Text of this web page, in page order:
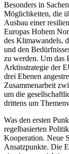
Beson­ders in
Möglichkeiten, die
Ausbau einer
Europas Hohem
des Klimawandels,
und den
zu werden. Um das
Arktisstrategie der
drei Ebenen
Zusammenarbeit
um die
drittens um
Was den ersten
regelbasierten
Kooperation. Neue
Ansatzpunkte. Die